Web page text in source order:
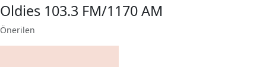
Oldies 103.3 FM/1170 AM
Önerilen